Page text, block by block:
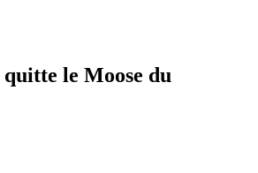
le Moose du